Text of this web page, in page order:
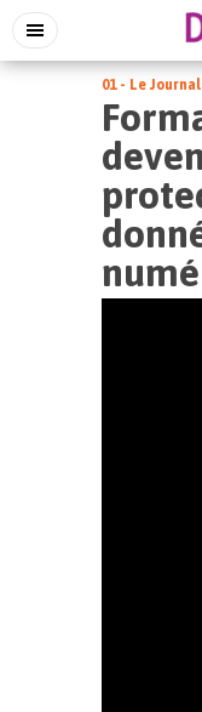
01 - Le